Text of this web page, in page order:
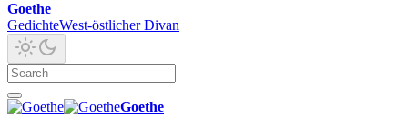
Goethe
GedichteWest-östlicher Divan
Goethe